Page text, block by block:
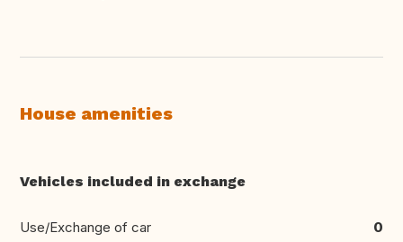
House amenities
Vehicles included in exchange
Use/Exchange of car 0